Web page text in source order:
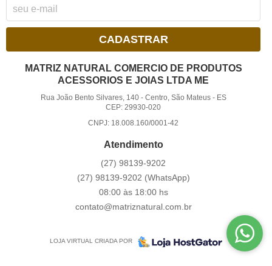
CADASTRAR
MATRIZ NATURAL COMERCIO DE PRODUTOS
ACESSORIOS E JOIAS LTDA ME
Rua João Bento Silvares, 140- Centro, São Mateus- ES
CEP: 29930-020
CNPJ: 18.008.160/0001-42
Atendimento
(27) 98139-9202
(27) 98139-9202 (WhatsApp)
08:00 às 18:00 hs
contato@matriznatural.com.br
LOJA VIRTUAL CRIADA POR